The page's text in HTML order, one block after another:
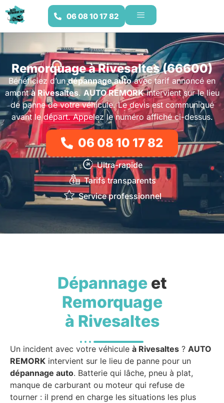
06 08 10 17 82
Remorquage à Rivesaltes (66600)
Bénéficiez d’undépannage autoavec tarif annoncé en
amontà Rivesaltes. AUTO REMORKintervient sur le lieu
de panne de votre véhicule. Le devis est communiqué
avant le départ. Appelez le numéro affiché ci-dessus.
06 08 10 17 82
Ultra-rapide
Tarifs transparents
Service professionnel
Dépannageet
Remorquage
à Rivesaltes
Un incident avec votre véhicule à Rivesaltes ? AUTO
REMORK intervient sur le lieu de panne pour un
dépannage auto. Batterie qui lâche, pneu à plat,
manque de carburant ou moteur qui refuse de
tourner : il prend en charge les situations les plus